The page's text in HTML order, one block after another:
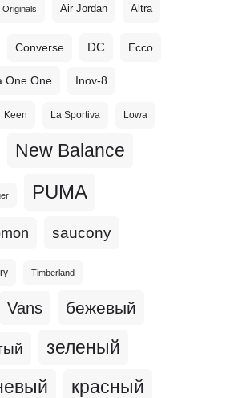
Originals Air Jordan Altra
Converse DC Ecco
One One Inov-8
Keen La Sportiva Lowa
New Balance
PUMA
saucony
Timberland
Vans бежевый
зеленый
красный